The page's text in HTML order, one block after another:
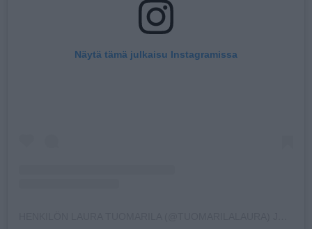
Näytä tämä julkaisu Instagramissa